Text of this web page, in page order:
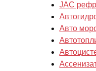
JAC
Авто